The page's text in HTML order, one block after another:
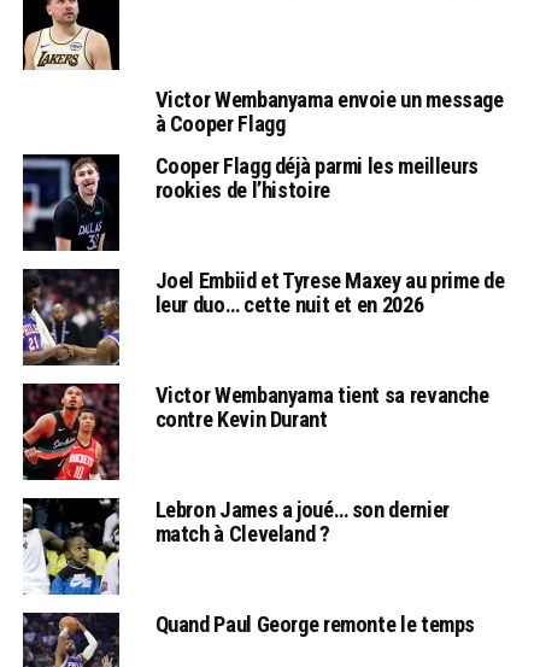
Victor Wembanyama envoie un message
à Cooper Flagg
Cooper Flagg déjà parmi les meilleurs
rookies de l’histoire
Joel Embiid et Tyrese Maxey au prime de
leur duo… cette nuit et en 2026
Victor Wembanyama tient sa revanche
contre Kevin Durant
Lebron James a joué… son dernier
match à Cleveland ?
Quand Paul George remonte le temps